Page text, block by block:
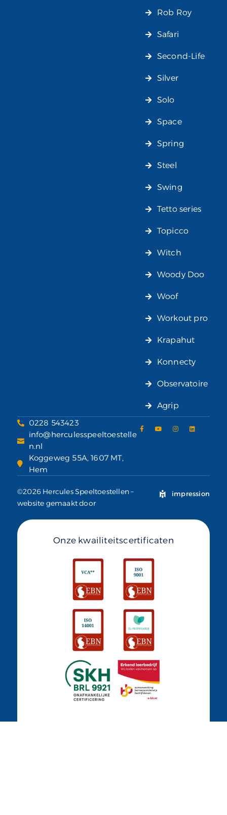
Rob Roy
Safari
Second-Life
Silver
Solo
Space
Spring
Steel
Swing
Tetto series
Topicco
Witch
Woody Doo
Woof
Workout pro
Krapahut
Konnecty
Observatoire
Agrip
0228 543423
info@herculesspeeltoestelle
n.nl
Koggeweg 55A, 1607 MT,
Hem
©2026 Hercules Speeltoestellen –
website gemaakt door
impression
Onze kwailiteitscertificaten